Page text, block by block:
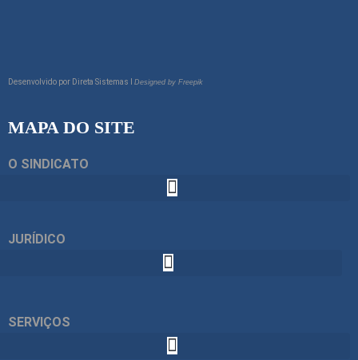
Desenvolvido por Direta Sistemas I Designed by Freepik
MAPA DO SITE
O SINDICATO
JURÍDICO
SERVIÇOS